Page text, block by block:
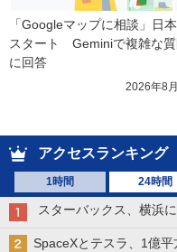
「Googleマップに相談」日
スタート　Geminiで複雑な質
に回答
2026年8
アクセスランキング
1時間 24時間
スターバックス、横浜
SpaceXとテスラ、1億